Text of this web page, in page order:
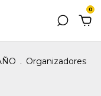
0
. Organizadores